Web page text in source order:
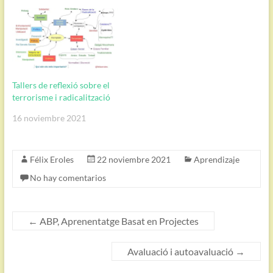
Tallers de reflexió sobre el
terrorisme i radicalització
16 noviembre 2021
Félix Eroles 22 noviembre 2021
Aprendizaje
No hay comentarios
← ABP, Aprenentatge Basat en Projectes
Avaluació i autoavaluació →